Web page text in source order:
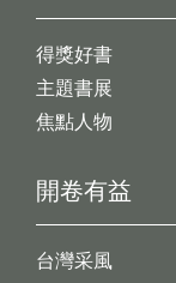
開卷有益
台灣采風
得獎好書
主題書展
焦點人物